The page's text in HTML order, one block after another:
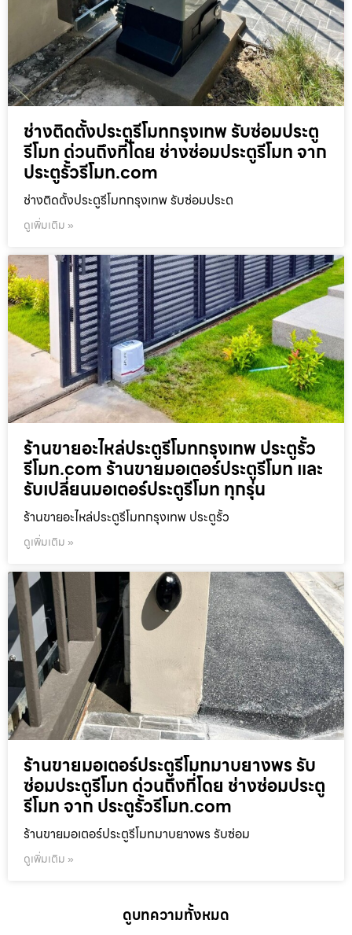
ช่างติดตั้งประตูรีโมทกรุงเทพ รับซ่อมประตู
รีโมท ด่วนถึงที่โดย ช่างซ่อมประตูรีโมท จาก
ประตูรั้วรีโมท.com
ช่างติดตั้งประตูรีโมทกรุงเทพ รับซ่อมประต
ดูเพิ่มเติม »
ร้านขายอะไหล่ประตูรีโมทกรุงเทพ ประตูรั้ว
รีโมท.com ร้านขายมอเตอร์ประตูรีโมท และ
รับเปลี่ยนมอเตอร์ประตูรีโมท ทุกรุ่น
ร้านขายอะไหล่ประตูรีโมทกรุงเทพ ประตูรั้ว
ดูเพิ่มเติม »
ร้านขายมอเตอร์ประตูรีโมทมาบยางพร รับ
ซ่อมประตูรีโมท ด่วนถึงที่โดย ช่างซ่อมประตู
รีโมท จาก ประตูรั้วรีโมท.com
ร้านขายมอเตอร์ประตูรีโมทมาบยางพร รับซ่อม
ดูเพิ่มเติม »
ดูบทความทั้งหมด